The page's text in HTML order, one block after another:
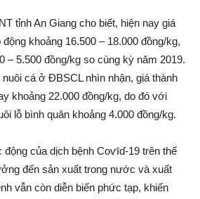
tỉnh An Giang cho biết, hiện nay giá
khoảng 16.500 – 18.000 đồng/kg,
– 5.500 đồng/kg so cùng kỳ năm 2019.
nuôi cá ở ĐBSCL nhìn nhận, giá thành
khoảng 22.000 đồng/kg, do đó với
lỗ bình quân khoảng 4.000 đồng/kg.
động của dịc‌h bện‌h Coѵīɗ-19 trên thế
đến sản xuất trong nước và xuất
vẫn còn diễn biến phức tạp, khiến